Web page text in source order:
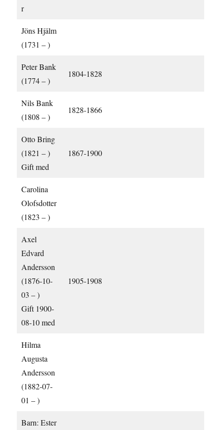
r
Jöns Hjälm
(1731 – )
Peter Bank
(1774 – )
1804-1828
Nils Bank
(1808 – )
1828-1866
Otto Bring
(1821 – )
Gift med
1867-1900
Carolina
Olofsdotter
(1823 – )
Axel
Edvard
Andersson
(1876-10-
03 – )
Gift 1900-
08-10 med
1905-1908
Hilma
Augusta
Andersson
(1882-07-
01 – )
Barn: Ester